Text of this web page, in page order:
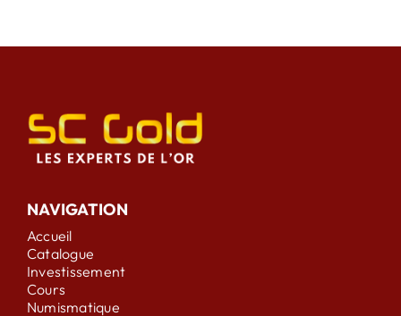
NAVIGATION
Accueil
Catalogue
Investissement
Cours
Numismatique